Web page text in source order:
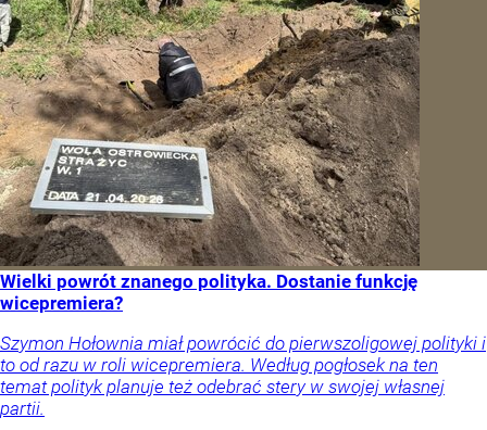
Wielki powrót znanego polityka. Dostanie funkcję
wicepremiera?
Szymon Hołownia miał powrócić do pierwszoligowej polityki i
to od razu w roli wicepremiera. Według pogłosek na ten
temat polityk planuje też odebrać stery w swojej własnej
partii.